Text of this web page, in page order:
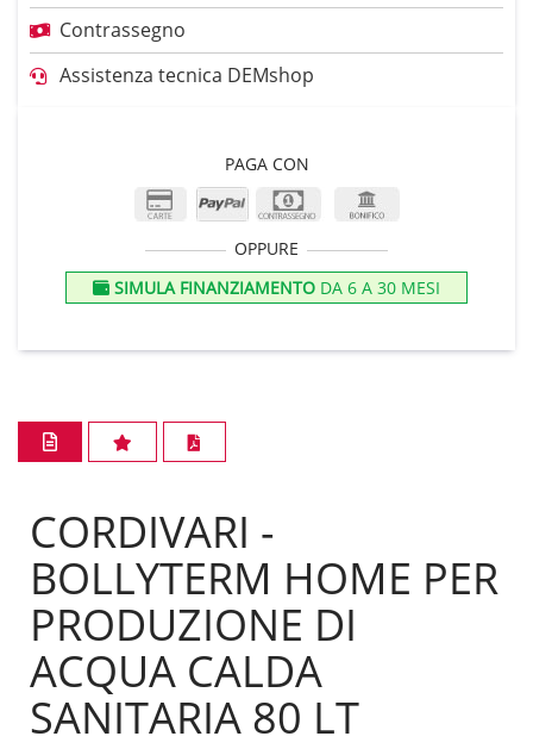
Contrassegno
Assistenza tecnica DEMshop
PAGA CON
OPPURE
SIMULA FINANZIAMENTO DA 6 A 30 MESI
CORDIVARI -
BOLLYTERM HOME PER
PRODUZIONE DI
ACQUA CALDA
SANITARIA 80 LT